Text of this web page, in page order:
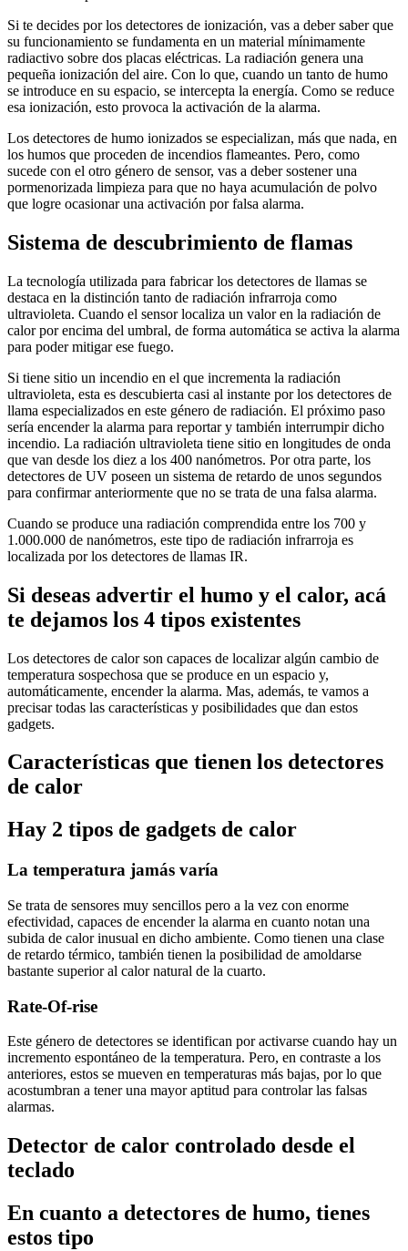
Si te decides por los detectores de ionización, vas a deber saber que
su funcionamiento se fundamenta en un material mínimamente
radiactivo sobre dos placas eléctricas. La radiación genera una
pequeña ionización del aire. Con lo que, cuando un tanto de humo
se introduce en su espacio, se intercepta la energía. Como se reduce
esa ionización, esto provoca la activación de la alarma.
Los detectores de humo ionizados se especializan, más que nada, en
los humos que proceden de incendios flameantes. Pero, como
sucede con el otro género de sensor, vas a deber sostener una
pormenorizada limpieza para que no haya acumulación de polvo
que logre ocasionar una activación por falsa alarma.
Sistema de descubrimiento de flamas
La tecnología utilizada para fabricar los detectores de llamas se
destaca en la distinción tanto de radiación infrarroja como
ultravioleta. Cuando el sensor localiza un valor en la radiación de
calor por encima del umbral, de forma automática se activa la alarma
para poder mitigar ese fuego.
Si tiene sitio un incendio en el que incrementa la radiación
ultravioleta, esta es descubierta casi al instante por los detectores de
llama especializados en este género de radiación. El próximo paso
sería encender la alarma para reportar y también interrumpir dicho
incendio. La radiación ultravioleta tiene sitio en longitudes de onda
que van desde los diez a los 400 nanómetros. Por otra parte, los
detectores de UV poseen un sistema de retardo de unos segundos
para confirmar anteriormente que no se trata de una falsa alarma.
Cuando se produce una radiación comprendida entre los 700 y
1.000.000 de nanómetros, este tipo de radiación infrarroja es
localizada por los detectores de llamas IR.
Si deseas advertir el humo y el calor, acá
te dejamos los 4 tipos existentes
Los detectores de calor son capaces de localizar algún cambio de
temperatura sospechosa que se produce en un espacio y,
automáticamente, encender la alarma. Mas, además, te vamos a
precisar todas las características y posibilidades que dan estos
gadgets.
Características que tienen los detectores
de calor
Hay 2 tipos de gadgets de calor
La temperatura jamás varía
Se trata de sensores muy sencillos pero a la vez con enorme
efectividad, capaces de encender la alarma en cuanto notan una
subida de calor inusual en dicho ambiente. Como tienen una clase
de retardo térmico, también tienen la posibilidad de amoldarse
bastante superior al calor natural de la cuarto.
Rate-Of-rise
Este género de detectores se identifican por activarse cuando hay un
incremento espontáneo de la temperatura. Pero, en contraste a los
anteriores, estos se mueven en temperaturas más bajas, por lo que
acostumbran a tener una mayor aptitud para controlar las falsas
alarmas.
Detector de calor controlado desde el
teclado
En cuanto a detectores de humo, tienes
estos tipo